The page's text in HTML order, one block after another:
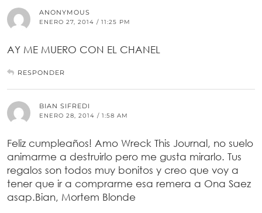
ANONYMOUS
ENERO 27, 2014 / 11:25 PM
AY ME MUERO CON EL CHANEL
RESPONDER
BIAN SIFREDI
ENERO 28, 2014 / 1:58 AM
Feliz cumpleaños! Amo Wreck This Journal, no suelo
animarme a destruirlo pero me gusta mirarlo. Tus
regalos son todos muy bonitos y creo que voy a
tener que ir a comprarme esa remera a Ona Saez
asap.Bian, Mortem Blonde